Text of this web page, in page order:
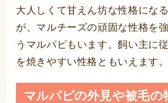
大人しくて甘えん坊な性格にな
が、マルチーズの頑固な性格を
うマルパピもいます。飼い主に
を焼きやすい性格ともいえます。
マルパピの外見や被毛の